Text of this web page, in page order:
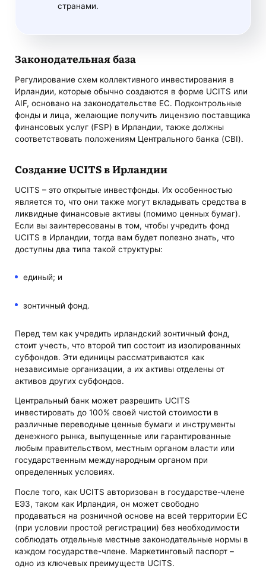
странами.
Законодательная база
Регулирование схем коллективного инвестирования в
Ирландии, которые обычно создаются в форме UCITS или
AIF, основано на законодательстве ЕС. Подконтрольные
фонды и лица, желающие получить лицензию поставщика
финансовых услуг (FSP) в Ирландии, также должны
соответствовать положениям Центрального банка (CBI).
Создание UCITS в Ирландии
UCITS – это открытые инвестфонды. Их особенностью
является то, что они также могут вкладывать средства в
ликвидные финансовые активы (помимо ценных бумаг).
Если вы заинтересованы в том, чтобы учредить фонд
UCITS в Ирландии, тогда вам будет полезно знать, что
доступны два типа такой структуры:
единый; и
зонтичный фонд.
Перед тем как учредить ирландский зонтичный фонд,
стоит учесть, что второй тип состоит из изолированных
субфондов. Эти единицы рассматриваются как
независимые организации, а их активы отделены от
активов других субфондов.
Центральный банк может разрешить UCITS
инвестировать до 100% своей чистой стоимости в
различные переводные ценные бумаги и инструменты
денежного рынка, выпущенные или гарантированные
любым правительством, местным органом власти или
государственным международным органом при
определенных условиях.
После того, как UCITS авторизован в государстве-члене
ЕЭЗ, таком как Ирландия, он может свободно
продаваться на розничной основе на всей территории ЕС
(при условии простой регистрации) без необходимости
соблюдать отдельные местные законодательные нормы в
каждом государстве-члене. Маркетинговый паспорт –
одно из ключевых преимуществ UCITS.